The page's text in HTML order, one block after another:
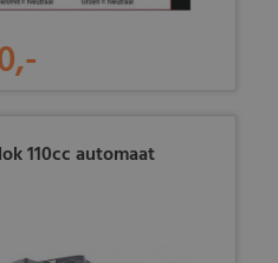
110cc automaat